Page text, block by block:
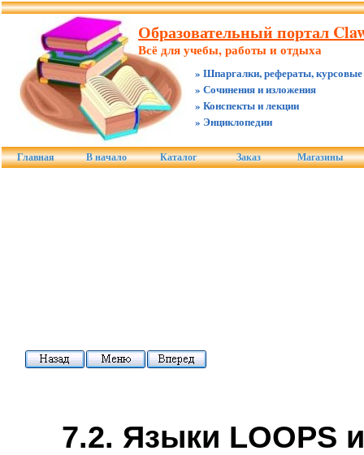
Образовательный портал
Всё для учебы, работы и отдыха
» Шпаргалки, рефераты, курсовые
» Сочинения и изложения
» Конспекты и лекции
» Энциклопедии
Главная В начало Каталог Заказ Магазины
7.2. Языки LOOPS